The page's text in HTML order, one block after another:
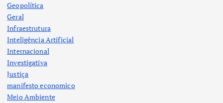
Geopolítica
Geral
Infraestrutura
Inteligência Artificial
Internacional
Investigativa
Justiça
manifesto economico
Meio Ambiente